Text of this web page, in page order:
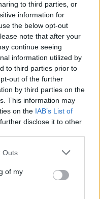
to third parties, or
information for
the below opt-out
note that after your
continue seeing
information utilized by
to third parties prior to
out of the further
by third parties on the
This information may
on the IAB’s List of
disclose it to other
one or more Google
You may click to
its third-party tags to
in below Google
Outs
of my
del Vouga se
descubrir un
historias y
en una
el patrimonio
actúa como un hilo
experiencia
a vivirlo?